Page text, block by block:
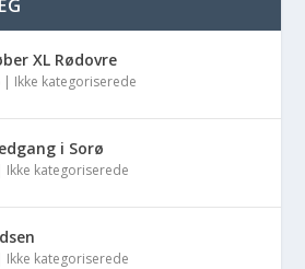
XL Rødovre
| Ikke kategoriserede
i Sorø
Ikke kategoriserede
Ikke kategoriserede